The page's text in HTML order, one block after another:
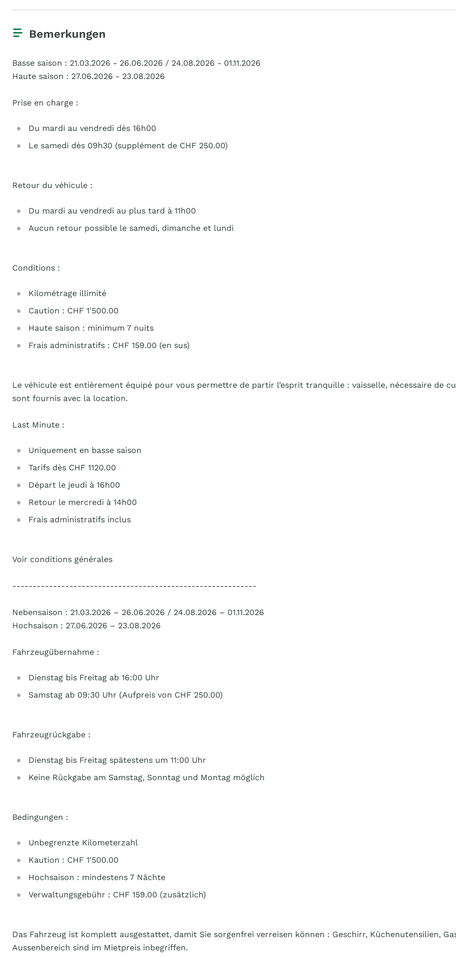
Bemerkungen
Basse saison : 21.03.2026 - 26.06.2026 / 24.08.2026 - 01.11.2026
Haute saison : 27.06.2026 - 23.08.2026
Prise en charge :
Du mardi au vendredi dès 16h00
Le samedi dès 09h30 (supplément de CHF 250.00)
Retour du véhicule :
Du mardi au vendredi au plus tard à 11h00
Aucun retour possible le samedi, dimanche et lundi
Conditions :
Kilométrage illimité
Caution : CHF 1'500.00
Haute saison : minimum 7 nuits
Frais administratifs : CHF 159.00 (en sus)
Le véhicule est entièrement équipé pour vous permettre de partir l’esprit tranquille : vaisselle, nécessaire de
sont fournis avec la location.
Last Minute :
Uniquement en basse saison
Tarifs dès CHF 1120.00
Départ le jeudi à 16h00
Retour le mercredi à 14h00
Frais administratifs inclus
Voir conditions générales
------------------------------------------------------------
Nebensaison : 21.03.2026 – 26.06.2026 / 24.08.2026 – 01.11.2026
Hochsaison : 27.06.2026 – 23.08.2026
Fahrzeugübernahme :
Dienstag bis Freitag ab 16:00 Uhr
Samstag ab 09:30 Uhr (Aufpreis von CHF 250.00)
Fahrzeugrückgabe :
Dienstag bis Freitag spätestens um 11:00 Uhr
Keine Rückgabe am Samstag, Sonntag und Montag möglich
Bedingungen :
Unbegrenzte Kilometerzahl
Kaution : CHF 1'500.00
Hochsaison : mindestens 7 Nächte
Verwaltungsgebühr : CHF 159.00 (zusätzlich)
Das Fahrzeug ist komplett ausgestattet, damit Sie sorgenfrei verreisen können : Geschirr, Küchenutensilien,
Aussenbereich sind im Mietpreis inbegriffen.